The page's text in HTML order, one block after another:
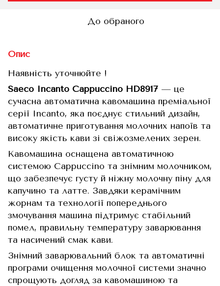
До обраного
Опис
Наявність уточнюйте !
Saeco Incanto Cappuccino HD8917 — це
сучасна автоматична кавомашина преміальної
серії Incanto, яка поєднує стильний дизайн,
автоматичне приготування молочних напоїв та
високу якість кави зі свіжозмелених зерен.
Кавомашина оснащена автоматичною
системою Cappuccino та знімним молочником,
що забезпечує густу й ніжну молочну піну для
капучино та латте. Завдяки керамічним
жорнам та технології попереднього
змочування машина підтримує стабільний
помел, правильну температуру заварювання
та насичений смак кави.
Знімний заварювальний блок та автоматичні
програми очищення молочної системи значно
спрощують догляд за кавомашиною та